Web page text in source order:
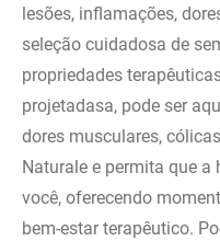
lesões, inflamações,
seleção cuidadosa de
propriedades
projetadasa, pode ser
dores musculares,
Naturale e permita que
você, oferecendo
bem-estar terapêutico.